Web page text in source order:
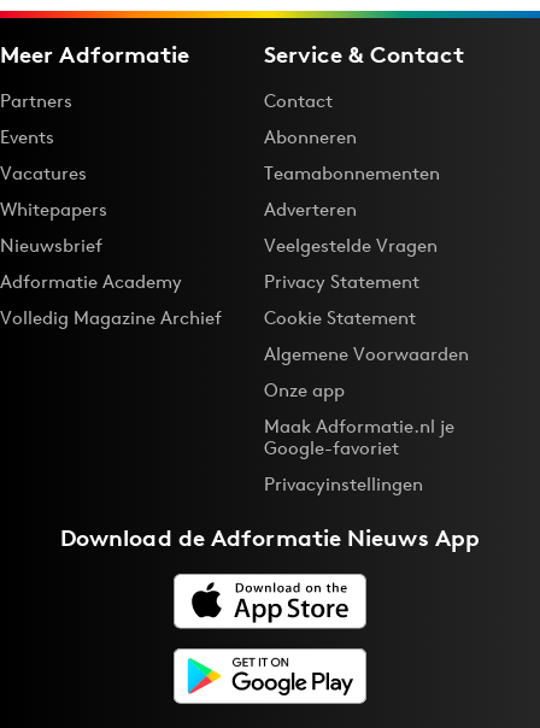
Meer Adformatie
Partners
Events
Vacatures
Whitepapers
Nieuwsbrief
Adformatie Academy
Volledig Magazine Archief
Service & Contact
Contact
Abonneren
Teamabonnementen
Adverteren
Veelgestelde Vragen
Privacy Statement
Cookie Statement
Algemene Voorwaarden
Onze app
Maak Adformatie.nl je
Google-favoriet
Privacyinstellingen
Download deAdformatie Nieuws App